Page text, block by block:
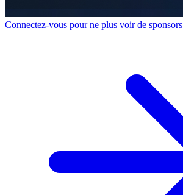
Connectez-vous pour ne plus voir de sponsors